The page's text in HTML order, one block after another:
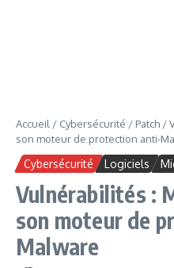
Accueil / Cybersécurité / Patch /
son moteur de protection anti-
Cybersécurité Logiciels
Vulnérabilités :
son moteur de
Malware